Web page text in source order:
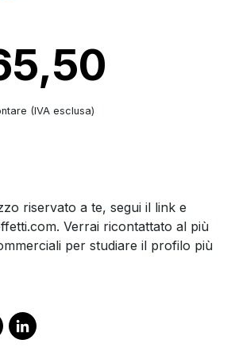
(IVA esclusa)
riservato a te, segui il link e
Verrai ricontattato al più
per studiare il profilo più